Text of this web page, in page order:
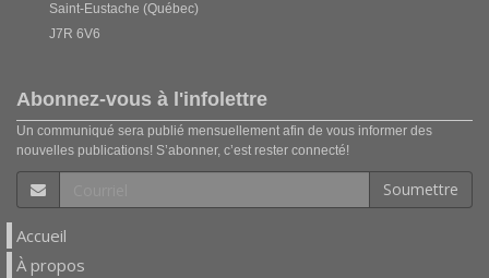
Saint-Eustache (Québec)
J7R 6V6
Abonnez-vous à l'infolettre
Un communiqué sera publié mensuellement afin de vous informer des
nouvelles publications! S’abonner, c’est rester connecté!
Soumettre
Accueil
À propos